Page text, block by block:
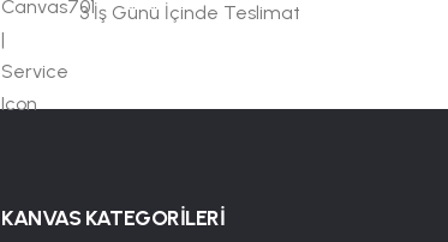
3 İş Günü İçinde Teslimat
KANVAS KATEGORİLERİ